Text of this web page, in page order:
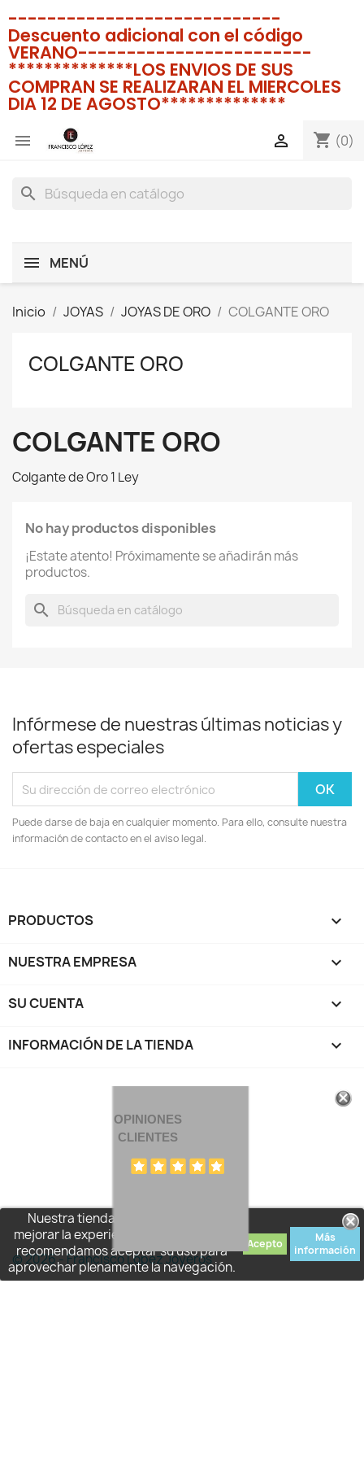
----------------------------
Descuento adicional con el código
VERANO------------------------
**************LOS ENVIOS DE SUS
COMPRAN SE REALIZARAN EL MIERCOLES
DIA 12 DE AGOSTO**************
 shopping_cart (0)

search
Nuestra tienda usa cookies para
mejorar la experiencia de usuario y le
recomendamos aceptar su uso para
aprovechar plenamente la navegación.
Acepto
Más
información
MENÚ
Inicio JOYAS JOYAS DE ORO COLGANTE ORO
COLGANTE ORO
COLGANTE ORO
Colgante de Oro 1 Ley
No hay productos disponibles
¡Estate atento! Próximamente se añadirán más
productos.
search
Infórmese de nuestras últimas noticias y
ofertas especiales
Puede darse de baja en cualquier momento. Para ello, consulte nuestra
información de contacto en el aviso legal.
PRODUCTOS 
NUESTRA EMPRESA 
SU CUENTA 
INFORMACIÓN DE LA TIENDA keyboard_arrow_down
OPINIONES
CLIENTES
© 2026 - Francisco López Joyeros